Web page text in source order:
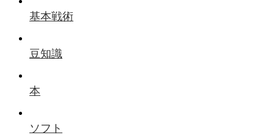
基本戦術
豆知識
本
ソフト